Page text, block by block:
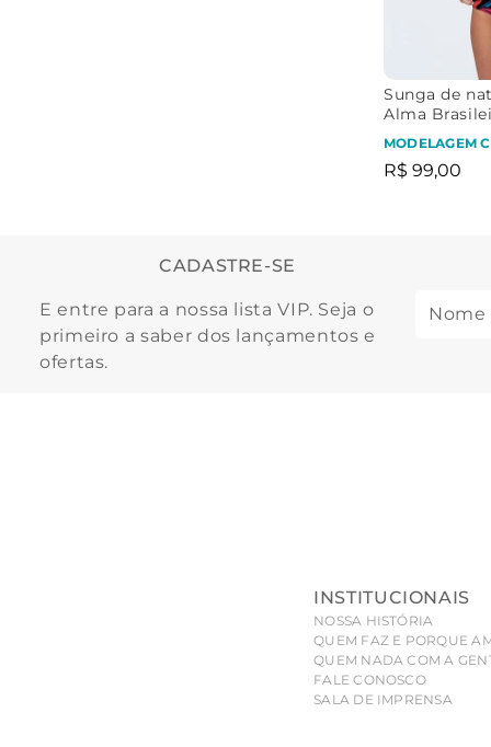
Sunga de
Alma
MODELAGEM
R$ 99,00
CADASTRE-SE
E entre para a nossa lista VIP. Seja o
primeiro a saber dos lançamentos e
ofertas.
INSTITUCIONAIS
NOSSA HISTÓRIA
QUEM FAZ E PORQUE
QUEM NADA COM A
FALE CONOSCO
SALA DE IMPRENSA